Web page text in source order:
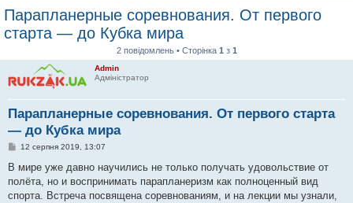
Парапланерные соревнования. От первого
старта — до Кубка мира
2 повідомлень • Сторінка 1 з 1
Admin
Адміністратор
Парапланерные соревнования. От первого старта
— до Кубка мира
П
в
д
о
12 серпня 2019, 13:07
В мире уже давно научились не только получать удовольствие от
полёта, но и воспринимать парапланеризм как полноценный вид
спорта. Встреча посвящена соревнованиям, и на лекции мы узнали,